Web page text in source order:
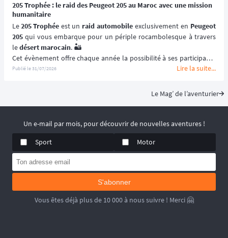
205 Trophée : le raid des Peugeot 205 au Maroc avec une mission
humanitaire
Le 205 Trophée est un raid automobile exclusivement en Peugeot
205 qui vous embarque pour un périple rocambolesque à travers
le désert marocain. 🏜️
Cet évènement offre chaque année la possibilité à ses participants
de (re)découvrir le Maroc en traversant ses paysages les plus
premiers rallye-raids , le
205
📆 Prochaines dates : du 2 au 15 Mai 2027.
Publié le31/07/2026 Lire la suite...
Le Mag’ de l’aventurier
Un e-mail par mois, pour découvrir de nouvelles aventures !
Sport
Motor
S'abonner
Vous êtes déjà plus de 10 000 à nous suivre ! Merci 🤗